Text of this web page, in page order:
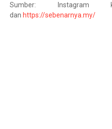
Sumber: Instagram
dan https://sebenarnya.my/